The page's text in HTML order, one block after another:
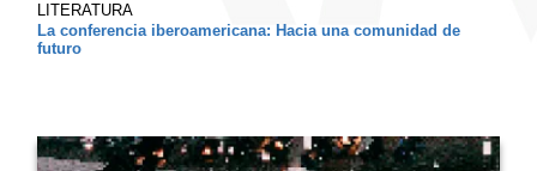
LITERATURA
La conferencia iberoamericana: Hacia una comunidad de
futuro